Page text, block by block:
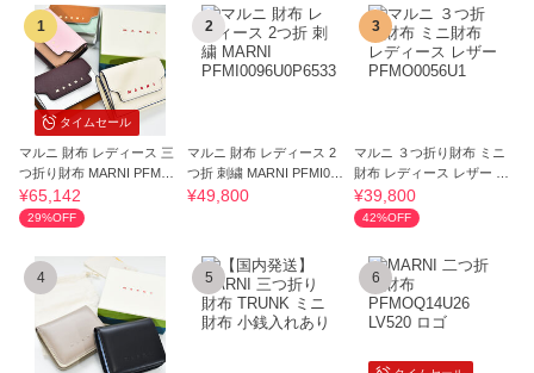
タイムセール
1
マルニ 財布 レディース 三
つ折り財布 MARNI PFMO0
125U1 LV520
¥65,142
29%OFF
2
マルニ 財布 レディース 2
つ折 刺繍 MARNI PFMI009
6U0P6533
¥49,800
3
マルニ ３つ折り財布 ミニ
財布 レディース レザー PF
MO0056U1
¥39,800
42%OFF
4 5 6